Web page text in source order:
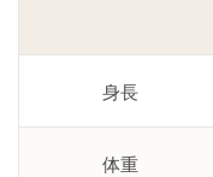
身長
体重